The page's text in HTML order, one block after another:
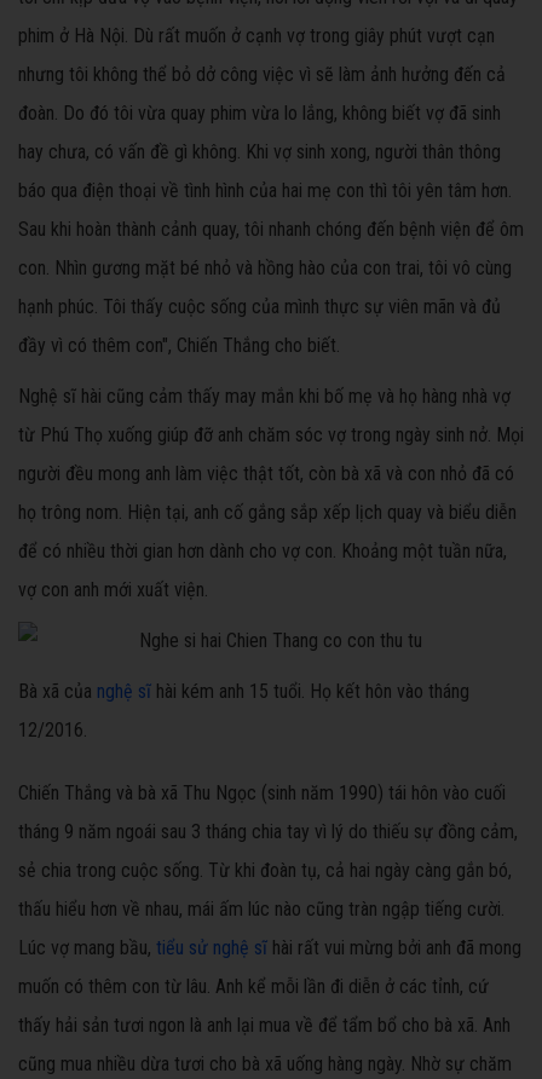
phim ở Hà Nội. Dù rất muốn ở cạnh vợ trong giây phút vượt cạn
nhưng tôi không thể bỏ dở công việc vì sẽ làm ảnh hưởng đến cả
đoàn. Do đó tôi vừa quay phim vừa lo lắng, không biết vợ đã sinh
hay chưa, có vấn đề gì không. Khi vợ sinh xong, người thân thông
báo qua điện thoại về tình hình của hai mẹ con thì tôi yên tâm hơn.
Sau khi hoàn thành cảnh quay, tôi nhanh chóng đến bệnh viện để ôm
con. Nhìn gương mặt bé nhỏ và hồng hào của con trai, tôi vô cùng
hạnh phúc. Tôi thấy cuộc sống của mình thực sự viên mãn và đủ
đầy vì có thêm con", Chiến Thắng cho biết.
Nghệ sĩ hài cũng cảm thấy may mắn khi bố mẹ và họ hàng nhà vợ
từ Phú Thọ xuống giúp đỡ anh chăm sóc vợ trong ngày sinh nở. Mọi
người đều mong anh làm việc thật tốt, còn bà xã và con nhỏ đã có
họ trông nom. Hiện tại, anh cố gắng sắp xếp lịch quay và biểu diễn
để có nhiều thời gian hơn dành cho vợ con. Khoảng một tuần nữa,
vợ con anh mới xuất viện.
Bà xã của nghệ sĩ hài kém anh 15 tuổi. Họ kết hôn vào tháng
12/2016.
Chiến Thắng và bà xã Thu Ngọc (sinh năm 1990) tái hôn vào cuối
tháng 9 năm ngoái sau 3 tháng chia tay vì lý do thiếu sự đồng cảm,
sẻ chia trong cuộc sống. Từ khi đoàn tụ, cả hai ngày càng gắn bó,
thấu hiểu hơn về nhau, mái ấm lúc nào cũng tràn ngập tiếng cười.
Lúc vợ mang bầu, tiểu sử nghệ sĩ hài rất vui mừng bởi anh đã mong
muốn có thêm con từ lâu. Anh kể mỗi lần đi diễn ở các tỉnh, cứ
thấy hải sản tươi ngon là anh lại mua về để tẩm bổ cho bà xã. Anh
cũng mua nhiều dừa tươi cho bà xã uống hàng ngày. Nhờ sự chăm